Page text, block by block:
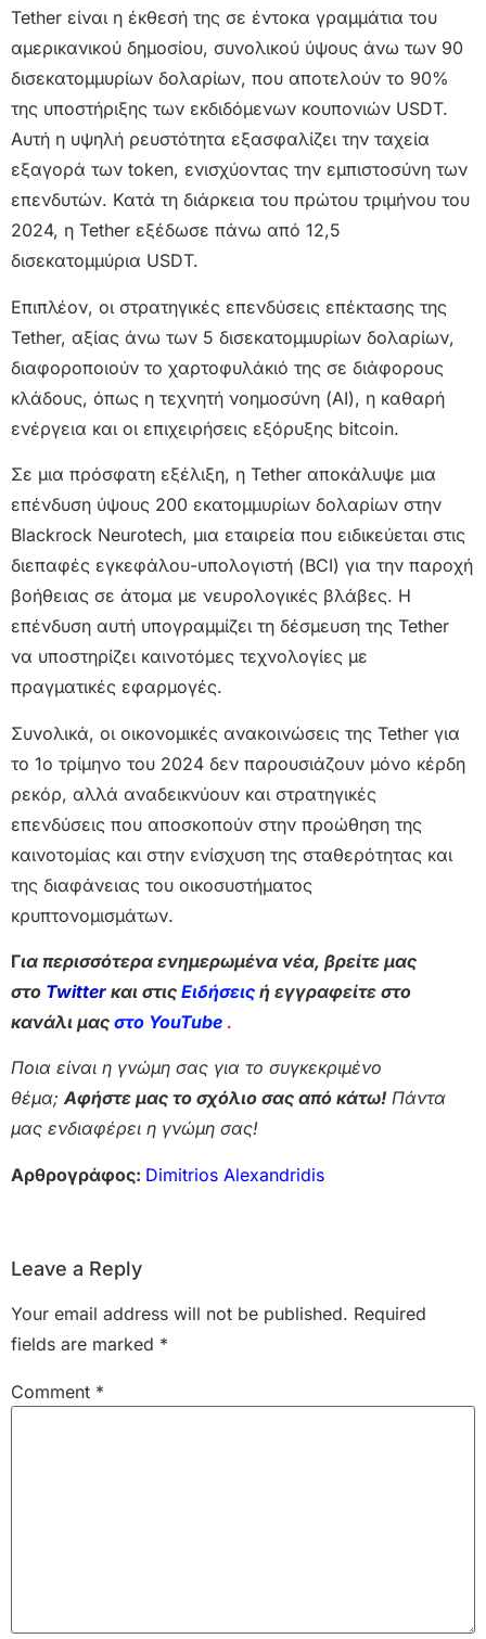
Tether είναι η έκθεσή της σε έντοκα γραμμάτια του
αμερικανικού δημοσίου, συνολικού ύψους άνω των 90
δισεκατομμυρίων δολαρίων, που αποτελούν το 90%
της υποστήριξης των εκδιδόμενων κουπονιών USDT.
Αυτή η υψηλή ρευστότητα εξασφαλίζει την ταχεία
εξαγορά των token, ενισχύοντας την εμπιστοσύνη των
επενδυτών. Κατά τη διάρκεια του πρώτου τριμήνου του
2024, η Tether εξέδωσε πάνω από 12,5
δισεκατομμύρια USDT.
Επιπλέον, οι στρατηγικές επενδύσεις επέκτασης της
Tether, αξίας άνω των 5 δισεκατομμυρίων δολαρίων,
διαφοροποιούν το χαρτοφυλάκιό της σε διάφορους
κλάδους, όπως η τεχνητή νοημοσύνη (AI), η καθαρή
ενέργεια και οι επιχειρήσεις εξόρυξης bitcoin.
Σε μια πρόσφατη εξέλιξη, η Tether αποκάλυψε μια
επένδυση ύψους 200 εκατομμυρίων δολαρίων στην
Blackrock Neurotech, μια εταιρεία που ειδικεύεται στις
διεπαφές εγκεφάλου-υπολογιστή (BCI) για την παροχή
βοήθειας σε άτομα με νευρολογικές βλάβες. Η
επένδυση αυτή υπογραμμίζει τη δέσμευση της Tether
να υποστηρίζει καινοτόμες τεχνολογίες με
πραγματικές εφαρμογές.
Συνολικά, οι οικονομικές ανακοινώσεις της Tether για
το 1ο τρίμηνο του 2024 δεν παρουσιάζουν μόνο κέρδη
ρεκόρ, αλλά αναδεικνύουν και στρατηγικές
επενδύσεις που αποσκοπούν στην προώθηση της
καινοτομίας και στην ενίσχυση της σταθερότητας και
της διαφάνειας του οικοσυστήματος
κρυπτονομισμάτων.
Για περισσότερα ενημερωμένα νέα, βρείτε μας
στο Twitter και στις Ειδήσεις ή εγγραφείτε στο
κανάλι μας στο YouTube .
Ποια είναι η γνώμη σας για το συγκεκριμένο
θέμα;Αφήστε μας το σχόλιο σας από κάτω! Πάντα
μας ενδιαφέρει η γνώμη σας!
Αρθρογράφος: Dimitrios Alexandridis
Leave a Reply
Your email address will not be published. Required
fields are marked *
Comment *